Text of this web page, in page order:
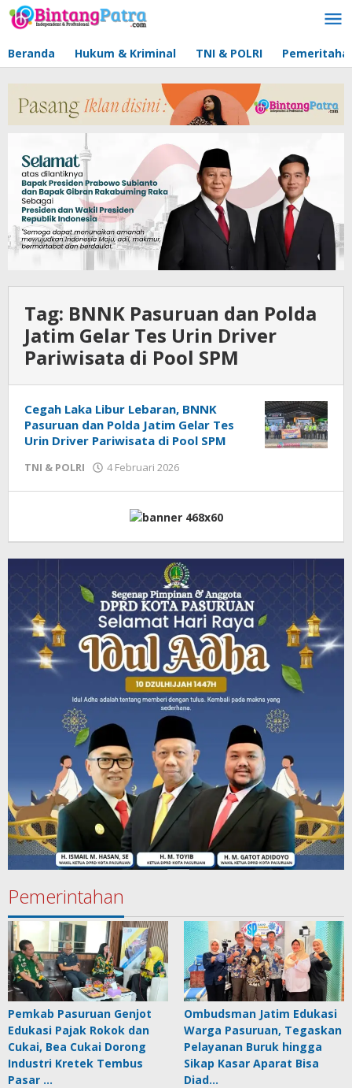
Lewati
ke
Beranda Hukum & Kriminal TNI & POLRI
Tag: BNNK Pasuruan dan Polda
Jatim Gelar Tes Urin Driver
Pariwisata di Pool SPM
Cegah Laka Libur Lebaran, BNNK
Pasuruan dan Polda Jatim Gelar Tes
Urin Driver Pariwisata di Pool SPM
TNI & POLRI 4 Februari 2026
Pemerintahan
Pemkab Pasuruan Genjot
Edukasi Pajak Rokok dan
Cukai, Bea Cukai Dorong
Industri Kretek Tembus
Pasar …
Ombudsman Jatim Edukasi
Warga Pasuruan, Tegaskan
Pelayanan Buruk hingga
Sikap Kasar Aparat Bisa
Diad…